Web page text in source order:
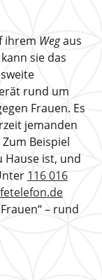
ihrem Wegaus
sie das
rund um
Frauen. Es
jemanden
Beispiel
Hause ist, und
116 016
– rund